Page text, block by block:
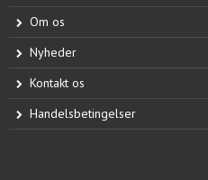
Om os
Nyheder
Kontakt os
Handelsbetingelser